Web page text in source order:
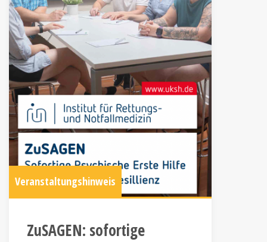
Veranstaltungshinweis
ZuSAGEN: sofortige